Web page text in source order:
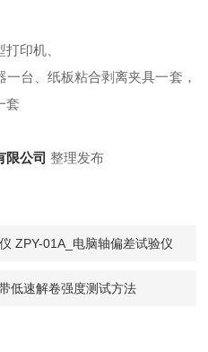
打印机、
一台 、纸板粘合剥离夹具一套，
套
限公司 整理发布
ZPY-01A_电脑轴偏差试验仪
低速解卷强度测试方法